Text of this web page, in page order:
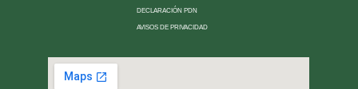
DECLARACIÓN PDN
AVISOS DE PRIVACIDAD